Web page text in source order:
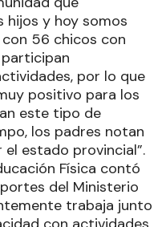
y hoy somos
56 chicos con
participan
por lo que
positivo para los
este tipo de
los padres notan
estado provincial”.
Física contó
del Ministerio
trabaja junto